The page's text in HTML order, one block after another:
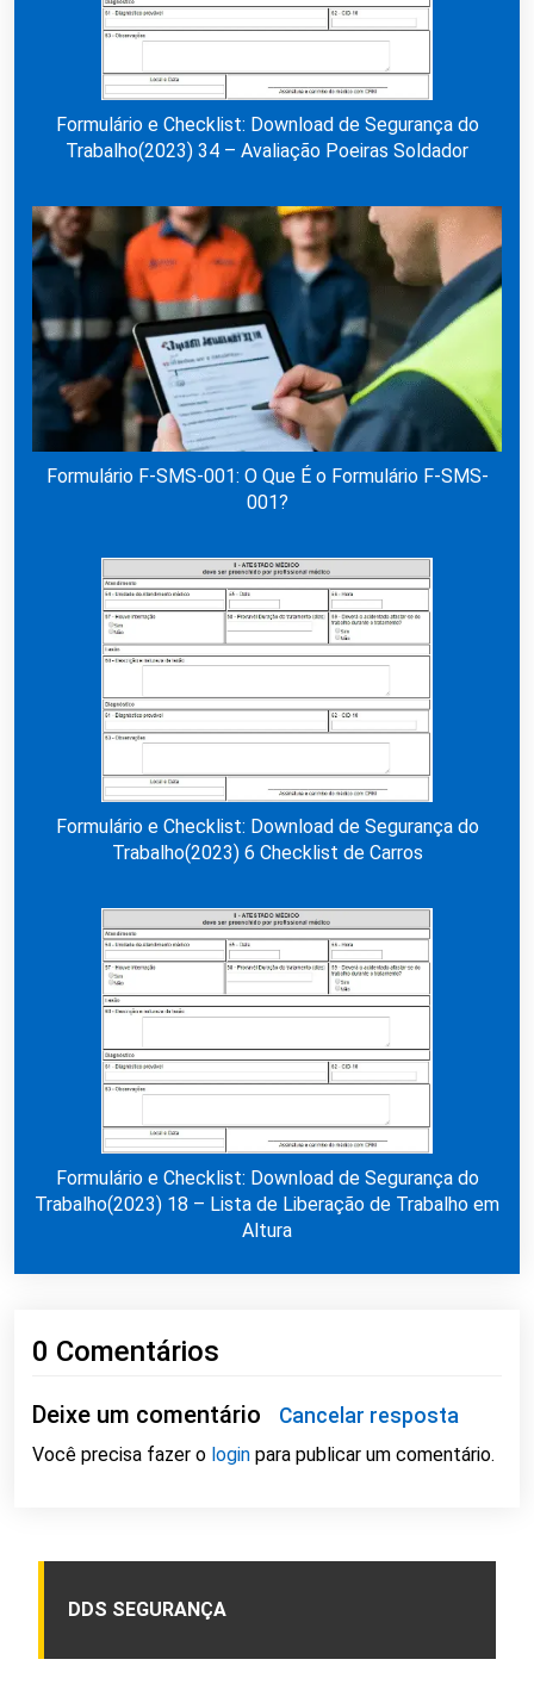
Formulário e Checklist: Download de Segurança do
Trabalho(2023) 34 – Avaliação Poeiras Soldador
Formulário F-SMS-001: O Que É o Formulário F-SMS-
001?
Formulário e Checklist: Download de Segurança do
Trabalho(2023) 6 Checklist de Carros
Formulário e Checklist: Download de Segurança do
Trabalho(2023) 18 – Lista de Liberação de Trabalho em
Altura
0 Comentários
Deixe um comentário Cancelar resposta
Você precisa fazer o login para publicar um comentário.
DDS SEGURANÇA